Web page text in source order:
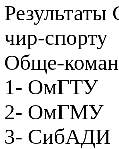
чир-спорту
Обще-
1- ОмГТУ
2- ОмГМУ
3- СибАДИ